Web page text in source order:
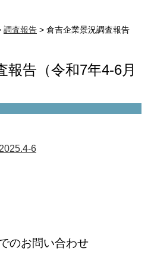
調査報告 > 倉吉企業景況調査報告
報告（令和7年4-6月
6
のお問い合わせ